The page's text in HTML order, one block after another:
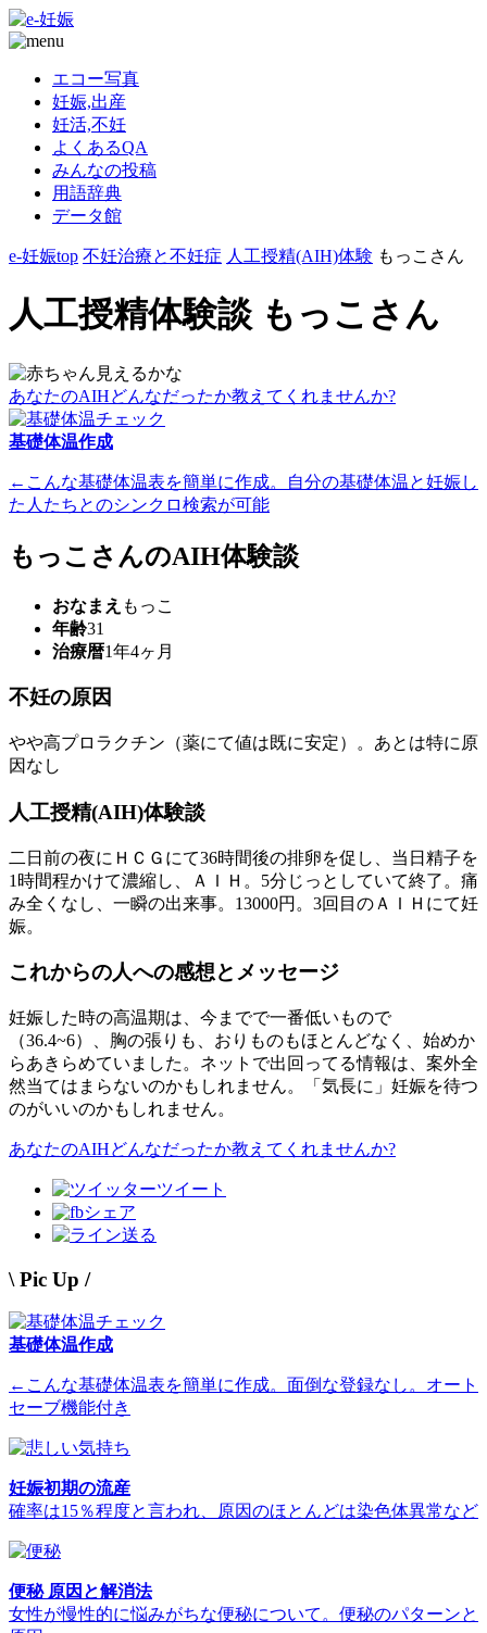
エコー写真
妊娠,出産
妊活,不妊
よくあるQA
みんなの投稿
用語辞典
データ館
e-妊娠top 不妊治療と不妊症 人工授精(AIH)体験 もっこさん
人工授精体験談 もっこさん
あなたのAIHどんなだったか教えてくれませんか?
基礎体温作成
←こんな基礎体温表を簡単に作成。自分の基礎体温と妊娠し
た人たちとのシンクロ検索が可能
もっこさんのAIH体験談
おなまえ もっこ
年齢31
治療暦1年4ヶ月
不妊の原因
やや高プロラクチン（薬にて値は既に安定）。あとは特に原
因なし
人工授精(AIH)体験談
二日前の夜にＨＣＧにて36時間後の排卵を促し、当日精子を
1時間程かけて濃縮し、ＡＩＨ。5分じっとしていて終了。痛
み全くなし、一瞬の出来事。13000円。3回目のＡＩＨにて妊
娠。
これからの人への感想とメッセージ
妊娠した時の高温期は、今までで一番低いもので
（36.4~6）、胸の張りも、おりものもほとんどなく、始めか
らあきらめていました。ネットで出回ってる情報は、案外全
然当てはまらないのかもしれません。「気長に」妊娠を待つ
のがいいのかもしれません。
あなたのAIHどんなだったか教えてくれませんか?
ツイート
シェア
送る
\ Pic Up /
基礎体温作成
←こんな基礎体温表を簡単に作成。面倒な登録なし。オート
セーブ機能付き
妊娠初期の流産
確率は15％程度と言われ、原因のほとんどは染色体異常など
便秘 原因と解消法
女性が慢性的に悩みがちな便秘について。便秘のパターンと